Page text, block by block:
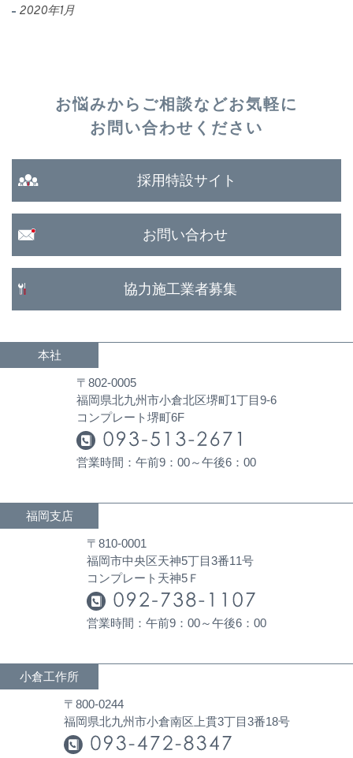
2020年1月
お悩みからご相談などお気軽に
お問い合わせください
採用特設サイト
お問い合わせ
協力施工業者募集
本社
〒802-0005
福岡県北九州市小倉北区堺町1丁目9-6
コンプレート堺町6F
営業時間：午前9：00～午後6：00
福岡支店
〒810-0001
福岡市中央区天神5丁目3番11号
コンプレート天神5Ｆ
営業時間：午前9：00～午後6：00
小倉工作所
〒800-0244
福岡県北九州市小倉南区上貫3丁目3番18号